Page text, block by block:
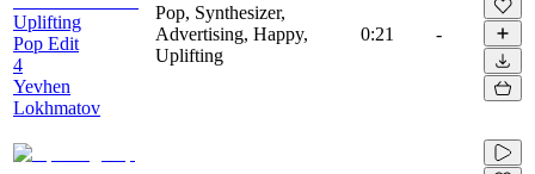
Uplifting
Pop Edit
4
Yevhen
Lokhmatov
Pop, Synthesizer,
Advertising, Happy,
Uplifting
0:21 -